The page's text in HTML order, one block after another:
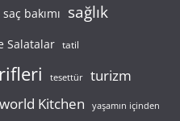
saç bakımı sağlık
Salatalar tatil
tesettür turizm
world Kitchen yaşamın içinden